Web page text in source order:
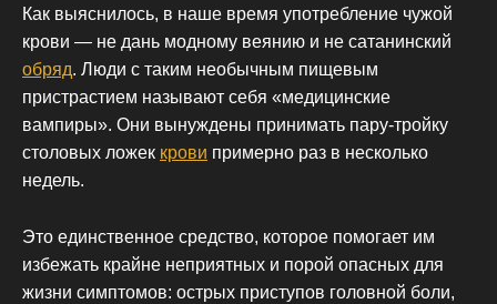
Как выяснилось, в наше время употребление чужой
крови — не дань модному веянию и не сатанинский
обряд. Люди с таким необычным пищевым
пристрастием называют себя «медицинские
вампиры». Они вынуждены принимать пару-тройку
столовых ложек крови примерно раз в несколько
недель.
Это единственное средство, которое помогает им
избежать крайне неприятных и порой опасных для
жизни симптомов: острых приступов головной боли,